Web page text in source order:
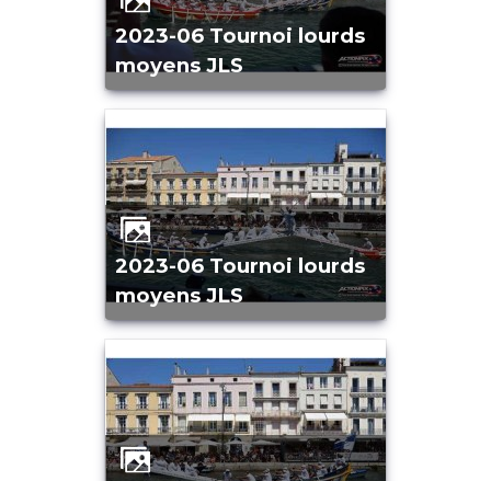
2023-06 Tournoi lourds
moyens JLS
2023-06 Tournoi lourds
moyens JLS